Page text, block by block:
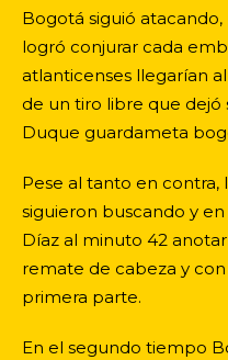
Bogotá siguió
logró conjurar cada
atlanticenses llegarían
de un tiro libre que dejó
Duque guardameta
Pese al tanto en contra,
siguieron buscando y
Díaz al minuto 42
remate de cabeza y
primera parte.
En el segundo tiempo